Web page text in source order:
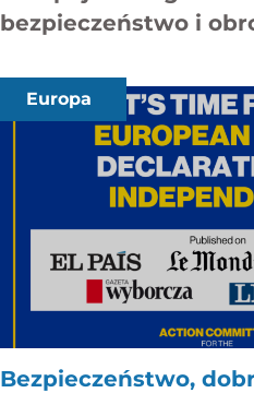
bezpieczeństwo i
Europa
Bezpieczeństwo,